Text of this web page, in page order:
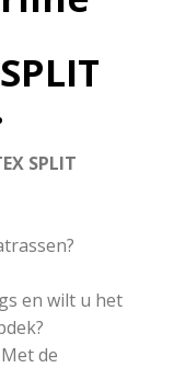
SPLIT
en wilt u het
de